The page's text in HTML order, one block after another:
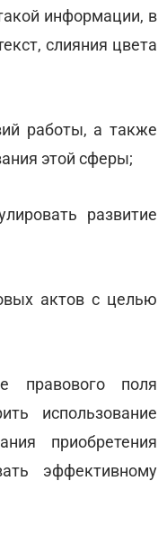
информации, в
слияния цвета
работы, а также
этой сферы;
развитие
актов с целью
правового поля
использование
приобретения
эффективному